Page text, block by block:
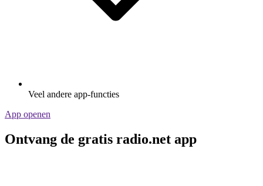
Veel andere app-functies
App openen
Ontvang de gratis radio.net app